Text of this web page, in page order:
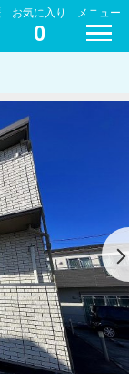
お気に入り
0
メニュー